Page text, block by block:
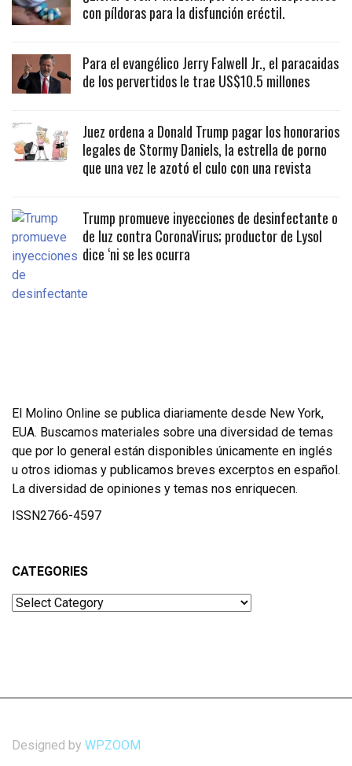
con píldoras para la disfunción eréctil.
Para el evangélico Jerry Falwell Jr., el paracaidas
de los pervertidos le trae US$10.5 millones
Juez ordena a Donald Trump pagar los honorarios
legales de Stormy Daniels, la estrella de porno
que una vez le azotó el culo con una revista
Trump promueve inyecciones de desinfectante o
de luz contra CoronaVirus; productor de Lysol
dice ‘ni se les ocurra
El Molino Online se publica diariamente desde New York,
EUA. Buscamos materiales sobre una diversidad de temas
que por lo general están disponibles únicamente en inglés
u otros idiomas y publicamos breves excerptos en español.
La diversidad de opiniones y temas nos enriquecen.
ISSN2766-4597
CATEGORIES
Categories
Designed by WPZOOM